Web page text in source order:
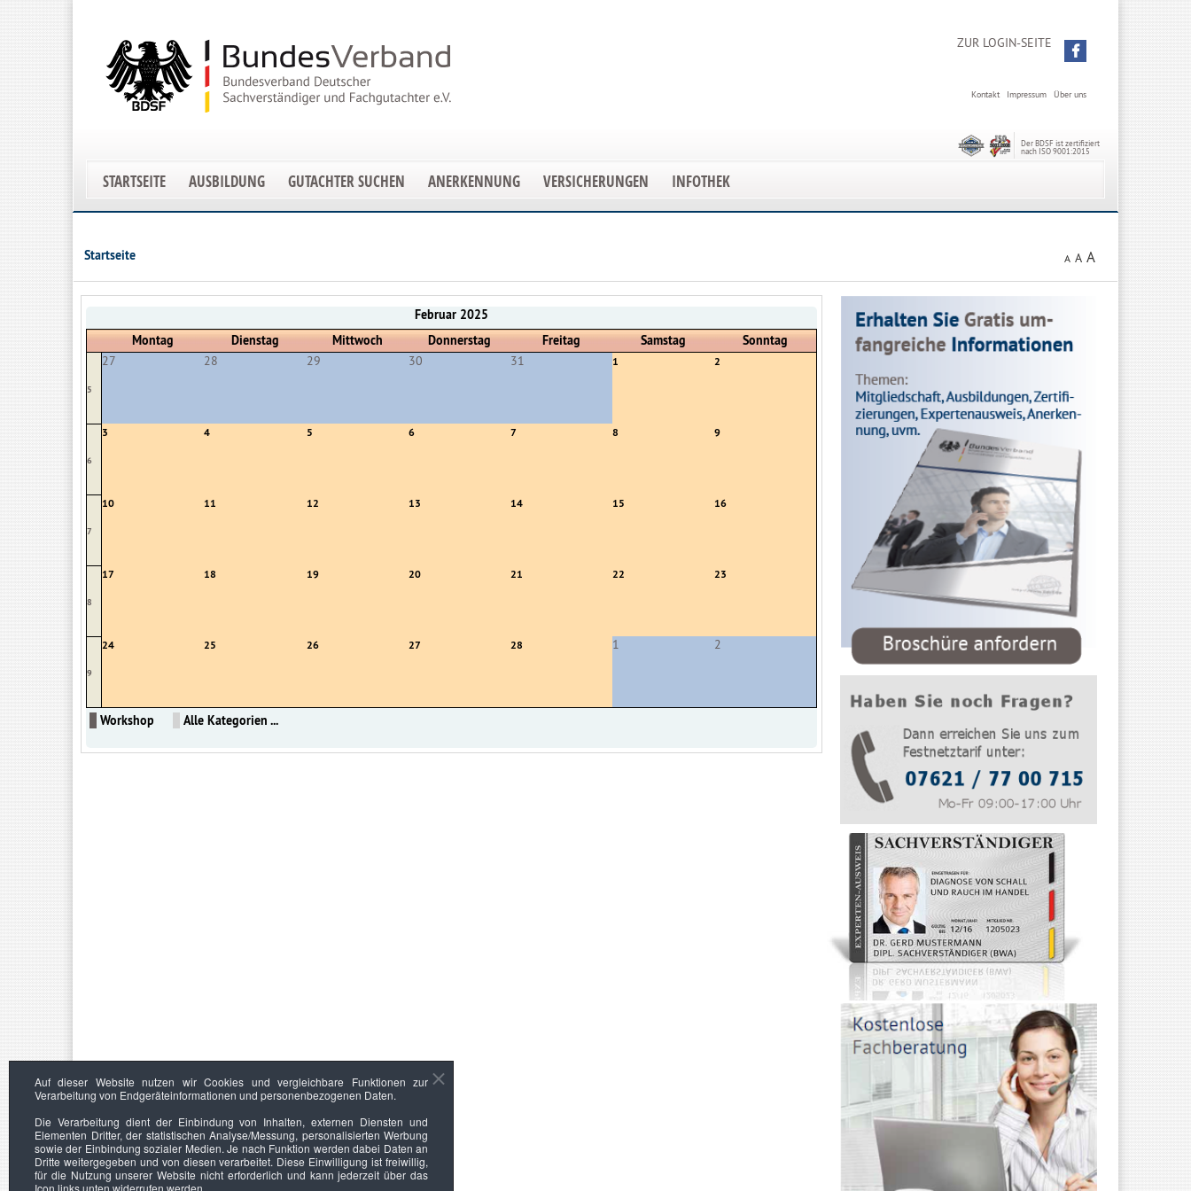
ZUR LOGIN-SEITE
Über uns
Impressum
Kontakt
Der BDSF ist zertifiziert
nach ISO 9001:2015
STARTSEITE AUSBILDUNG GUTACHTER SUCHEN ANERKENNUNG VERSICHERUNGEN INFOTHEK
Startseite A A A
Februar 2025
Montag
Dienstag Mittwoch Donnerstag Freitag Samstag Sonntag
5
27 28 29 30 31 1 2
6
3 4 5 6 7 8 9
7
10 11 12 13 14 15 16
8
17 18 19 20 21 22 23
9
24 25 26 27 28 1 2
Workshop Alle Kategorien ...
Auf dieser Website nutzen wir Cookies und vergleichbare Funktionen zur
Verarbeitung von Endgeräteinformationen und personenbezogenen Daten.
Die Verarbeitung dient der Einbindung von Inhalten, externen Diensten und
Elementen Dritter, der statistischen Analyse/Messung, personalisierten Werbung
sowie der Einbindung sozialer Medien. Je nach Funktion werden dabei Daten an
Dritte weitergegeben und von diesen verarbeitet. Diese Einwilligung ist freiwillig,
für die Nutzung unserer Website nicht erforderlich und kann jederzeit über das
Icon links unten widerrufen werden.